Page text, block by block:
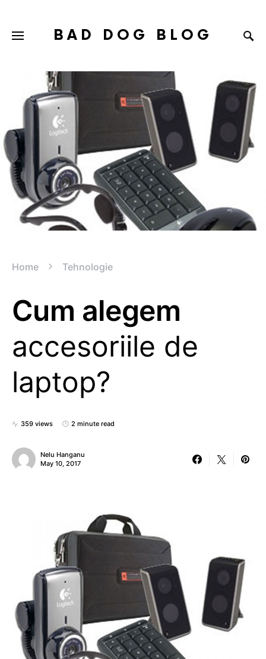
BAD DOG BLOG
Home Tehnologie
Cum alegem
accesoriile de
laptop?
359 views 2 minute read
Nelu Hanganu
May 10, 2017